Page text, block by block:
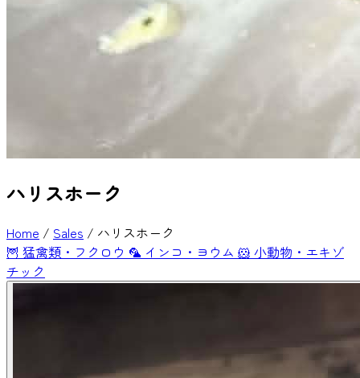
ハリスホーク
Home / Sales / ハリスホーク
🦉 猛禽類・フクロウ 🦜 インコ・ヨウム 🐹 小動物・エキゾ
チック